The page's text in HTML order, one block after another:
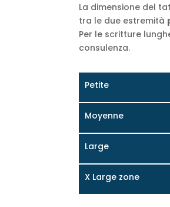
La dimensione del
tra le due estremità
Per le scritture
consulenza.
Petite
Moyenne
Large
X Large zone